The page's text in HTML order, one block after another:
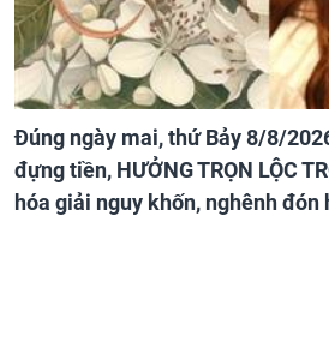
Đúng ngày mai, thứ Bảy 8/8/
đựng tiền, HƯỞNG TRỌN LỘC
hóa giải nguy khốn, nghênh đón